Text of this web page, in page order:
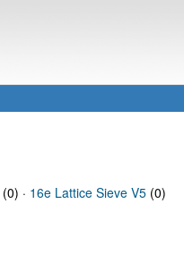
(0) · 16e Lattice Sieve V5 (0)